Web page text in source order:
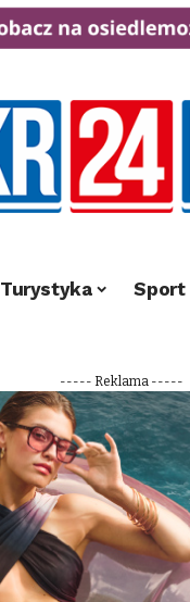
Turystyka Sport
----- Reklama -----